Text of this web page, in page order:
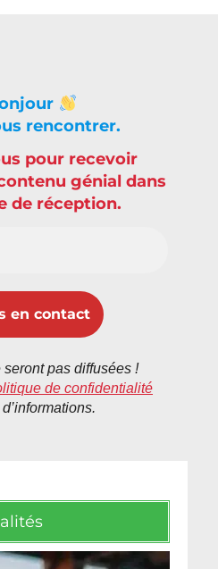
rencontrer.
pour recevoir
génial dans
de réception.
pas diffusées !
de confidentialité